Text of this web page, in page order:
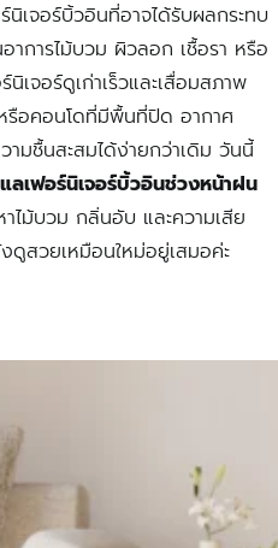
เจอร์บิ้วอินที่อาจได้รับผลกระทบ
าการไม้บวม ผิวลอก เชื้อรา หรือ
เจอร์ดูเก่าเร็วและเสื่อมสภาพ
รือคอนโดที่มีพื้นที่ปิด อากาศ
ามชื้นสะสมได้ง่ายกว่าเดิม วันนี้
ลเฟอร์นิเจอร์บิ้วอินช่วงหน้าฝน
ไม้บวม กลิ่นอับ และความเสีย
สวยเหมือนใหม่อยู่เสมอค่ะ